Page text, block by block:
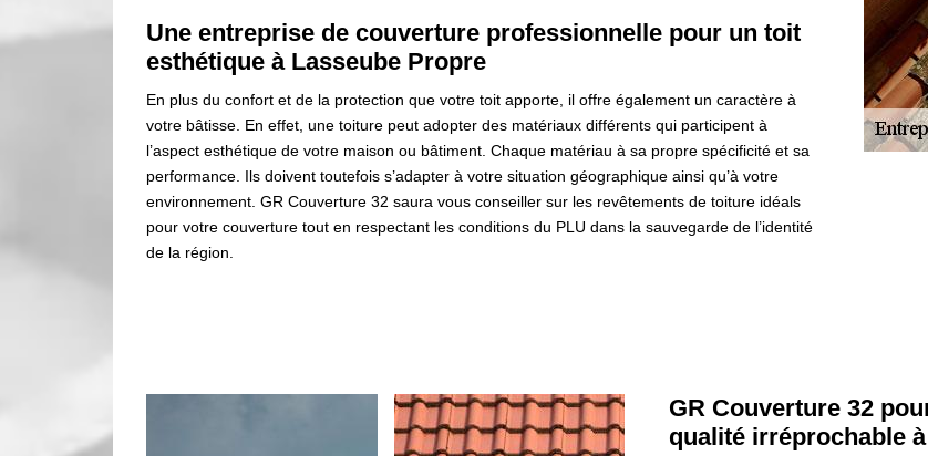
Une entreprise de couverture professionnelle pour un toit
esthétique à Lasseube Propre
En plus du confort et de la protection que votre toit apporte, il offre également un caractère à
votre bâtisse. En effet, une toiture peut adopter des matériaux différents qui participent à
l’aspect esthétique de votre maison ou bâtiment. Chaque matériau à sa propre spécificité et sa
performance. Ils doivent toutefois s’adapter à votre situation géographique ainsi qu’à votre
environnement. GR Couverture 32 saura vous conseiller sur les revêtements de toiture idéals
pour votre couverture tout en respectant les conditions du PLU dans la sauvegarde de l’identité
de la région.
GR Couverture 32
qualité irréprochable